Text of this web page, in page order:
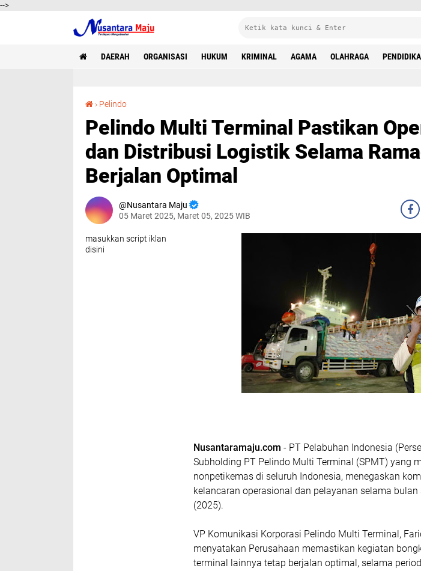
-->
DAERAH ORGANISASI HUKUM KRIMINAL AGAMA OLAHRAGA
› Pelindo
Pelindo Multi Terminal Pastikan
dan Distribusi Logistik Selama
Berjalan Optimal
Nusantara Maju
05 Maret 2025, Maret 05, 2025 WIB
masukkan script iklan
disini
Nusantaramaju.com - PT Pelabuhan Indonesia
Subholding PT Pelindo Multi Terminal (SPMT) yang
nonpetikemas di seluruh Indonesia, menegaskan
kelancaran operasional dan pelayanan selama
(2025).
VP Komunikasi Korporasi Pelindo Multi Terminal,
menyatakan Perusahaan memastikan kegiatan
terminal lainnya tetap berjalan optimal, selama